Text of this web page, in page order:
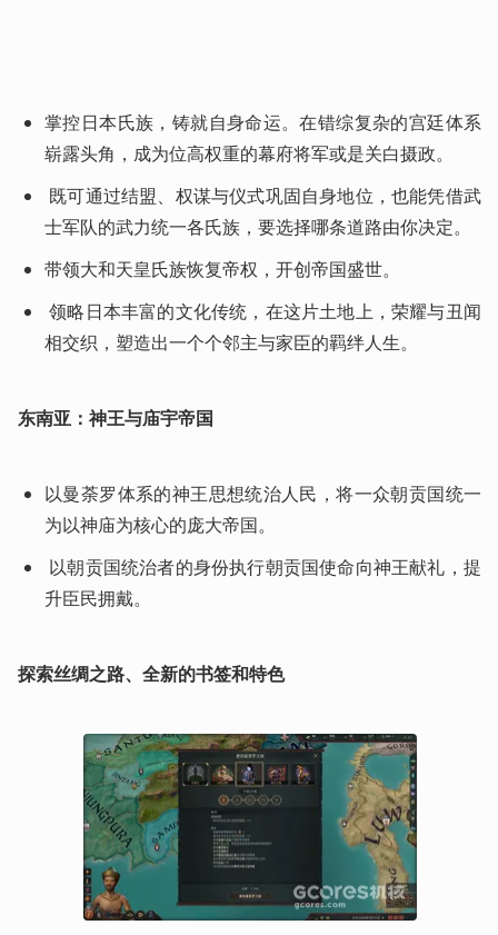
掌控日本氏族，铸就自身命运。在错综复杂的宫廷体系
崭露头角，成为位高权重的幕府将军或是关白摄政。
士军队的武力统一各氏族，要选择哪条道路由你决定。
带领大和天皇氏族恢复帝权，开创帝国盛世。
领略日本丰富的文化传统，在这片土地上，荣耀与丑闻
相交织，塑造出一个个邻主与家臣的羁绊人生。
东南亚：神王与庙宇帝国
以曼荼罗体系的神王思想统治人民，将一众朝贡国统一
为以神庙为核心的庞大帝国。
升臣民拥戴。
探索丝绸之路、全新的书签和特色